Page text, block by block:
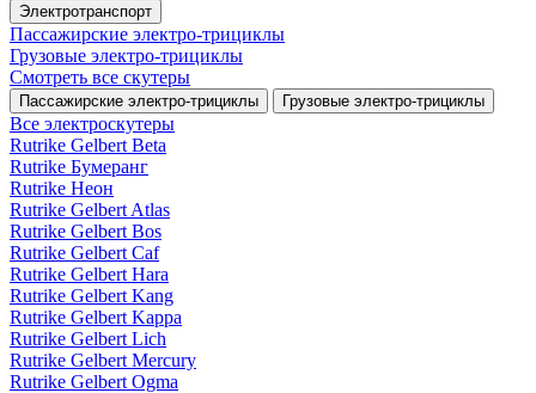
Электротранспорт
Пассажирские электро‑трициклы
Грузовые электро‑трициклы
Смотреть все скутеры
Пассажирские электро‑трициклы Грузовые электро‑трициклы
Все электро­скутеры
Rutrike Gelbert Beta
Rutrike Бумеранг
Rutrike Неон
Rutrike Gelbert Atlas
Rutrike Gelbert Bos
Rutrike Gelbert Caf
Rutrike Gelbert Hara
Rutrike Gelbert Kang
Rutrike Gelbert Kappa
Rutrike Gelbert Lich
Rutrike Gelbert Mercury
Rutrike Gelbert Ogma